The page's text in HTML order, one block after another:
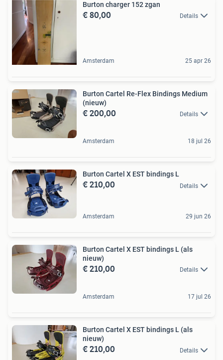
Burton charger 152 zgan
€ 80,00 Details
Amsterdam 25 apr 26
Burton Cartel Re-Flex Bindings Medium
(nieuw)
€ 200,00 Details
Amsterdam 18 jul 26
Burton Cartel X EST bindings L
€ 210,00 Details
Amsterdam 29 jun 26
Burton Cartel X EST bindings L (als
nieuw)
€ 210,00 Details
Amsterdam 17 jul 26
Burton Cartel X EST bindings L (als
nieuw)
€ 210,00 Details